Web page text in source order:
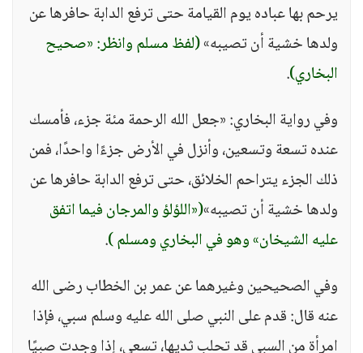
يرحم بها عباده يوم القيامة حتى ترفع الدابة حافرها عن
ولدها خشية أن تصيبه»(لفظ مسلم وانظر: «صحيح
البخاري).
وفي رواية البخاري: «جعل الله الرحمة مئة جزء، فأمسك
عنده تسعة وتسعين، وأنزل في الأرض جزءًا واحدًا، فمن
ذلك الجزء يتراحم الخلائق، حتى ترفع الدابة حافرها عن
ولدها خشية أن تصيبه»(«اللؤلؤ والمرجان فيما اتفق
عليه الشيخان» وهو في البخاري ومسلم ).
وفي الصحيحين وغيرهما عن عمر بن الخطاب رضى الله
عنه قال: قدم على النبي صلى الله عليه وسلم سبي، فإذا
امرأة من السبي قد تحلب ثديها، تسعى، إذا وجدت صبيًا